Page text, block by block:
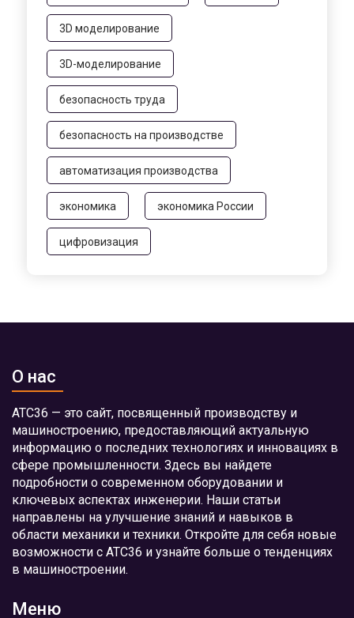
3D моделирование
3D-моделирование
безопасность труда
безопасность на производстве
автоматизация производства
экономика экономика России
цифровизация
О нас
АТС36 — это сайт, посвященный производству и
машиностроению, предоставляющий актуальную
информацию о последних технологиях и инновациях в
сфере промышленности. Здесь вы найдете
подробности о современном оборудовании и
ключевых аспектах инженерии. Наши статьи
направлены на улучшение знаний и навыков в
области механики и техники. Откройте для себя новые
возможности с АТС36 и узнайте больше о тенденциях
в машиностроении.
Меню